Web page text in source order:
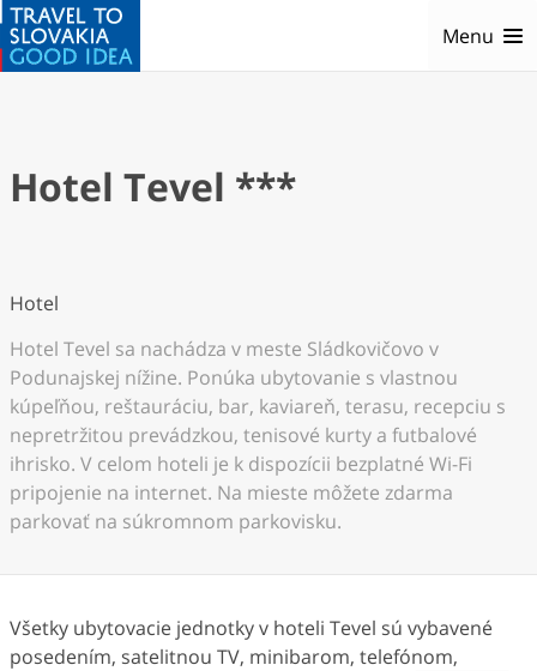
Menu
Hotel Tevel ***
Hotel
Hotel Tevel sa nachádza v meste Sládkovičovo v
Podunajskej nížine. Ponúka ubytovanie s vlastnou
kúpeľňou, reštauráciu, bar, kaviareň, terasu, recepciu s
nepretržitou prevádzkou, tenisové kurty a futbalové
ihrisko. V celom hoteli je k dispozícii bezplatné Wi-Fi
pripojenie na internet. Na mieste môžete zdarma
parkovať na súkromnom parkovisku.
Všetky ubytovacie jednotky v hoteli Tevel sú vybavené
posedením, satelitnou TV, minibarom, telefónom,